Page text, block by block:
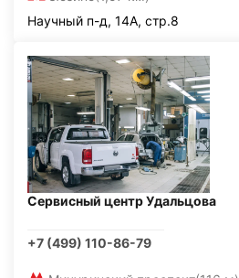
Научный п-д, 14А, стр.8
Сервисный центр Удальцова
+7 (499) 110-86-79